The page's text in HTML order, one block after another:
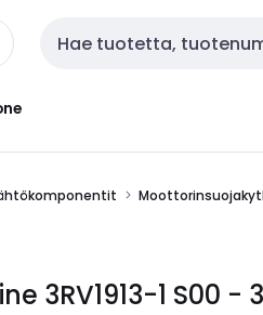
Haku
3RV1913-1 S00 -